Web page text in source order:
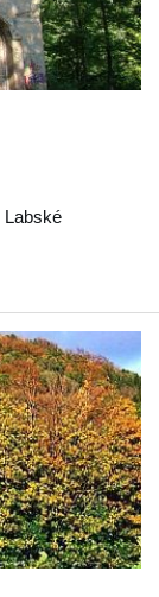
Labské